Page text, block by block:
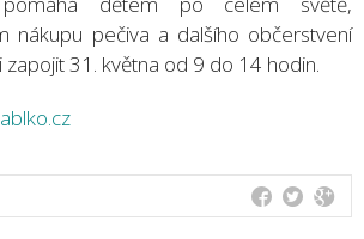
nákupu pečiva a dalšího občerstvení
zapojit 31. května od 9 do 14 hodin.